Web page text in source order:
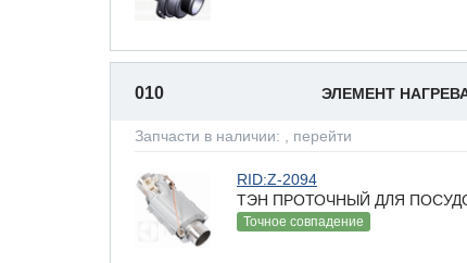
010 ЭЛЕМЕНТ
Запчасти в наличии: , перейти
RID:Z-2094
ТЭН ПРОТОЧНЫЙ ДЛЯ
Точное совпадение